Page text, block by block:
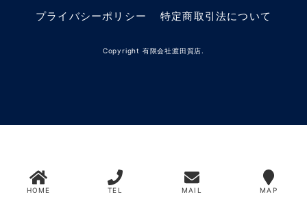
プライバシーポリシー 特定商取引法について
Copyright 有限会社渡田質店.
HOME TEL MAIL MAP